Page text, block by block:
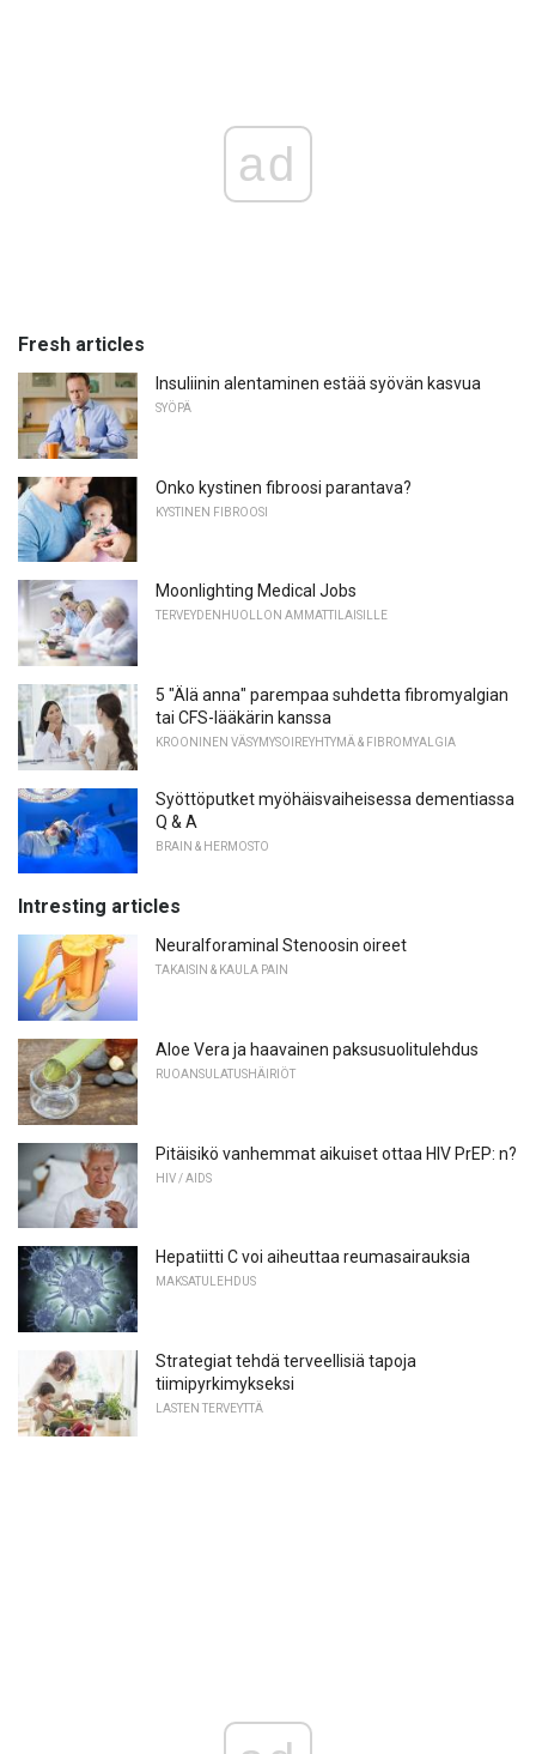
ad
Fresh articles
Insuliinin alentaminen estää syövän kasvua
SYÖPÄ
Onko kystinen fibroosi parantava?
KYSTINEN FIBROOSI
Moonlighting Medical Jobs
TERVEYDENHUOLLON AMMATTILAISILLE
5 "Älä anna" parempaa suhdetta fibromyalgian
tai CFS-lääkärin kanssa
KROONINEN VÄSYMYSOIREYHTYMÄ & FIBROMYALGIA
Syöttöputket myöhäisvaiheisessa dementiassa
Q & A
BRAIN & HERMOSTO
Intresting articles
Neuralforaminal Stenoosin oireet
TAKAISIN & KAULA PAIN
Aloe Vera ja haavainen paksusuolitulehdus
RUOANSULATUSHÄIRIÖT
Pitäisikö vanhemmat aikuiset ottaa HIV PrEP: n?
HIV / AIDS
Hepatiitti C voi aiheuttaa reumasairauksia
MAKSATULEHDUS
Strategiat tehdä terveellisiä tapoja
tiimipyrkimykseksi
LASTEN TERVEYTTÄ